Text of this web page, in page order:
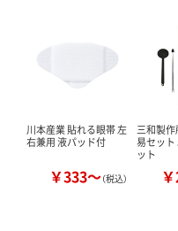
川本産業 貼れる眼帯 左
右兼用 液パッド付
￥333～（税込）
三和製
易セット
ット